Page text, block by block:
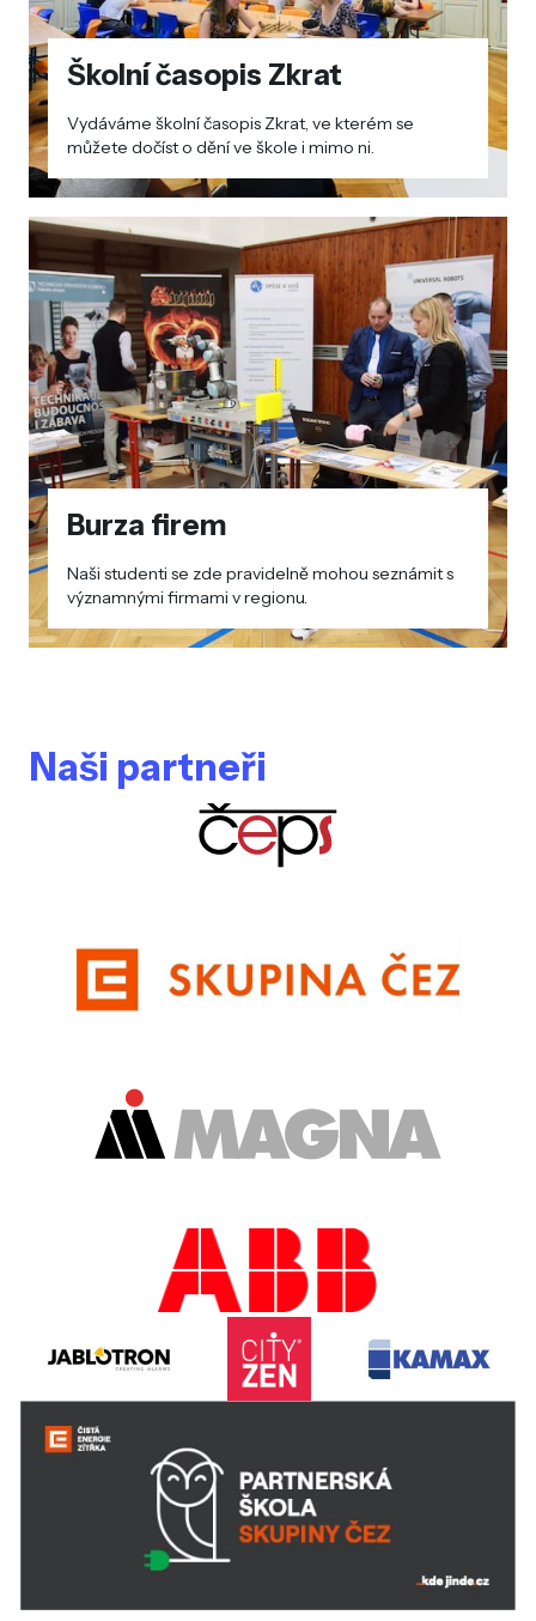
Školní časopis Zkrat
Vydáváme školní časopis Zkrat, ve kterém se
můžete dočíst o dění ve škole i mimo ni.
Burza firem
Naši studenti se zde pravidelně mohou seznámit s
významnými firmami v regionu.
Naši partneři